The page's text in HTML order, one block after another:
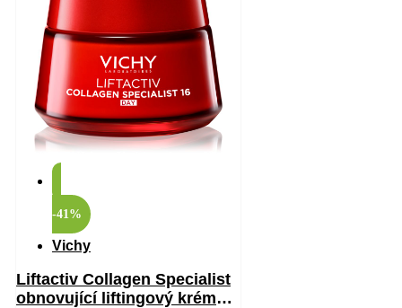
-41%
Vichy
Liftactiv Collagen Specialist
obnovující liftingový krém